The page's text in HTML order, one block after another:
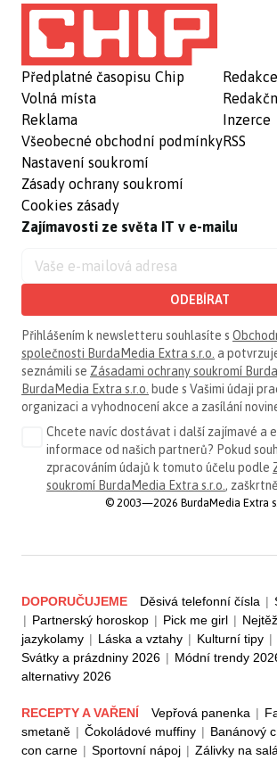
Předplatné časopisu Chip
Volná místa
Reklama
Všeobecné obchodní podmínky
Nastavení soukromí
Zásady ochrany soukromí
Cookies zásady
Inzerce
RSS
Zajímavosti ze světa IT v e-mailu
ODEBÍRAT
Přihlášením k newsletteru souhlasíte s
společnosti BurdaMedia Extra s.r.o. a
seznámili se Zásadami ochrany soukromí
BurdaMedia Extra s.r.o. bude s Vašimi údaji
organizaci a vyhodnocení akce a zasílání
Chcete navíc dostávat i další zajímavé a
informace od našich partnerů? Pokud
zpracováním údajů k tomuto účelu podle
soukromí BurdaMedia Extra s.r.o. ,
© 2003—2026 BurdaMedia Extra
DOPORUČUJEME Děsivá telefonní čísla |
| Partnerský horoskop | Pick me girl |
jazykolamy | Láska a vztahy | Kulturní tipy |
Svátky a prázdniny 2026 | Módní trendy
alternativy 2026
RECEPTY A VAŘENÍ Vepřová panenka |
smetaně | Čokoládové muffiny | Banánový
con carne | Sportovní nápoj | Zálivky na